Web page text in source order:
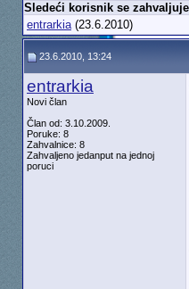
Sledeći korisnik se
entrarkia(23.6.2010)
23.6.2010, 13:24
entrarkia
Novi član
Član od: 3.10.2009.
Poruke: 8
Zahvalnice: 8
Zahvaljeno jedanput na jednoj
poruci